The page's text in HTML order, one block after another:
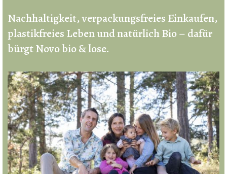
Nachhaltigkeit, verpackungsfreies Einkaufen,
plastikfreies Leben und natürlich Bio – dafür
bürgt Novo bio & lose.